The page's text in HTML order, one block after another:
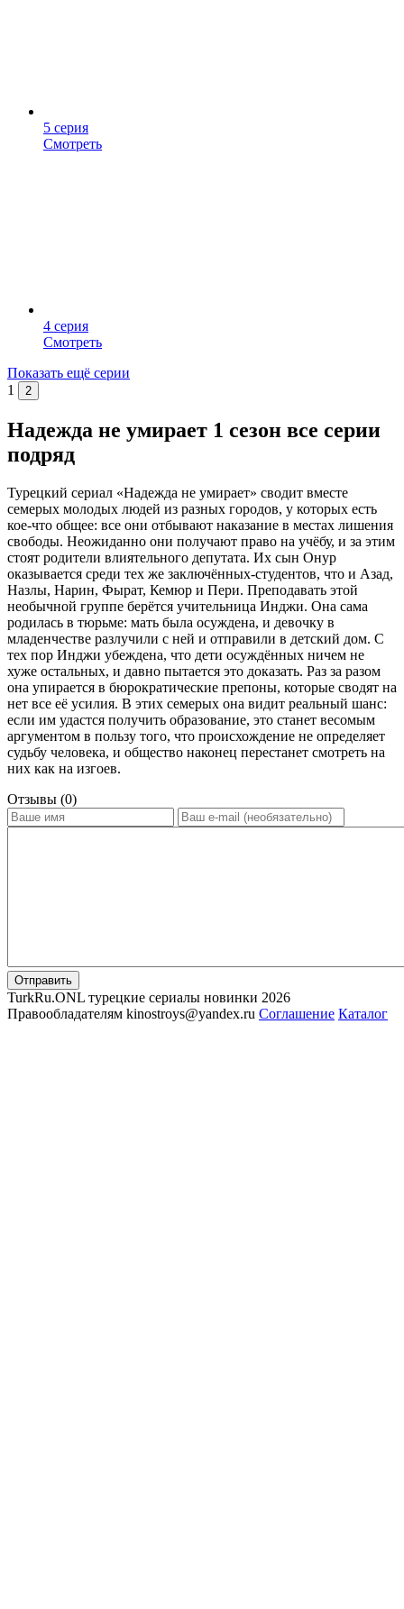
5 серия
Смотреть
4 серия
Смотреть
Показать ещё серии
1
2
Надежда не умирает 1 сезон все серии
подряд
Турецкий сериал «Надежда не умирает» сводит вместе
семерых молодых людей из разных городов, у которых есть
кое-что общее: все они отбывают наказание в местах лишения
свободы. Неожиданно они получают право на учёбу, и за этим
стоят родители влиятельного депутата. Их сын Онур
оказывается среди тех же заключённых-студентов, что и Азад,
Назлы, Нарин, Фырат, Кемюр и Пери. Преподавать этой
необычной группе берётся учительница Инджи. Она сама
родилась в тюрьме: мать была осуждена, и девочку в
младенчестве разлучили с ней и отправили в детский дом. С
тех пор Инджи убеждена, что дети осуждённых ничем не
хуже остальных, и давно пытается это доказать. Раз за разом
она упирается в бюрократические препоны, которые сводят на
нет все её усилия. В этих семерых она видит реальный шанс:
если им удастся получить образование, это станет весомым
аргументом в пользу того, что происхождение не определяет
судьбу человека, и общество наконец перестанет смотреть на
них как на изгоев.
Отзывы (0)
Отправить
TurkRu.ONL турецкие сериалы новинки 2026
Правообладателям kinostroys@yandex.ru Соглашение Каталог